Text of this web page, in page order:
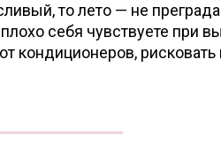
то лето — не
себя чувствуете при
кондиционеров, рисковать